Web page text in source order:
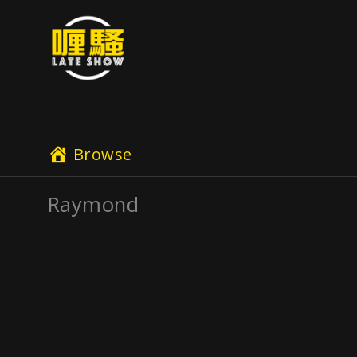
Browse
Raymond